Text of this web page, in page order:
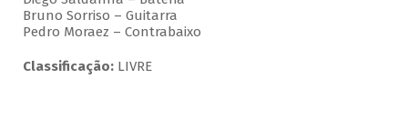
Bruno Sorriso – Guitarra
Pedro Moraez – Contrabaixo
Classificação:LIVRE